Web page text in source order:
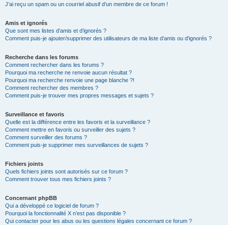
J’ai reçu un spam ou un courriel abusif d’un membre de ce forum !
Amis et ignorés
Que sont mes listes d’amis et d’ignorés ?
Comment puis-je ajouter/supprimer des utilisateurs de ma liste d’amis ou d’ignorés ?
Recherche dans les forums
Comment rechercher dans les forums ?
Pourquoi ma recherche ne renvoie aucun résultat ?
Pourquoi ma recherche renvoie une page blanche ?!
Comment rechercher des membres ?
Comment puis-je trouver mes propres messages et sujets ?
Surveillance et favoris
Quelle est la différence entre les favoris et la surveillance ?
Comment mettre en favoris ou surveiller des sujets ?
Comment surveiller des forums ?
Comment puis-je supprimer mes surveillances de sujets ?
Fichiers joints
Quels fichiers joints sont autorisés sur ce forum ?
Comment trouver tous mes fichiers joints ?
Concernant phpBB
Qui a développé ce logiciel de forum ?
Pourquoi la fonctionnalité X n’est pas disponible ?
Qui contacter pour les abus ou les questions légales concernant ce forum ?